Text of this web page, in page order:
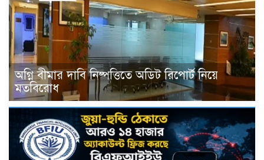
অগ্নি বীমার দাবি নিষ্পত্তিতে অডিট রিপোর্ট নিয়ে
মতবিরোধ